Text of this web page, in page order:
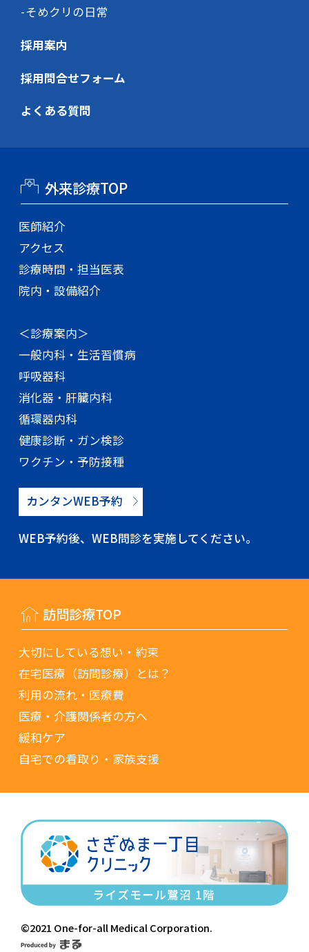
そめクリの日常
採用案内
採用問合せフォーム
よくある質問
外来診療TOP
医師紹介
アクセス
診療時間・担当医表
院内・設備紹介
＜診療案内＞
一般内科・生活習慣病
呼吸器科
消化器・肝臓内科
循環器内科
健康診断・ガン検診
ワクチン・予防接種
カンタンWEB予約
WEB予約後、WEB問診を実施してください。
訪問診療TOP
大切にしている想い・約束
在宅医療（訪問診療）とは？
利用の流れ・医療費
医療・介護関係者の方へ
緩和ケア
自宅での看取り・家族支援
©2021 One-for-all Medical Corporation.